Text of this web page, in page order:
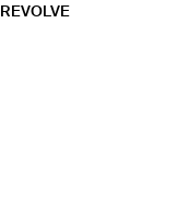
REVOLVE